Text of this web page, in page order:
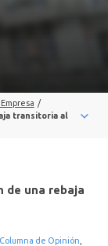
/
transitoria al
de una rebaja
Columna de Opinión